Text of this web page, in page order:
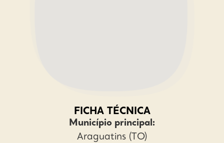
FICHA TÉCNICA
Município principal:
Araguatins (TO)